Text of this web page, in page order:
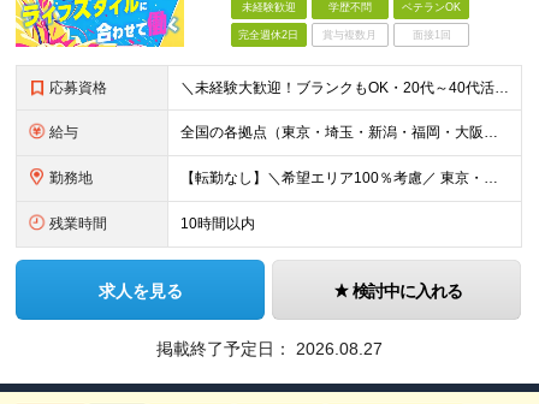
未経験歓迎 学歴不問 ベテランOK
完全週休2日 賞与複数月 面接1回
応募資格 ＼未経験大歓迎！ブランクもOK・20代～40代活躍中／ オフィスワーク初めての方もぜひご応募ください◎ ◆学歴不問 ◆未経験OK ◆既卒・第二新卒OK ～このような方にぴったりです～ ・安心の研修
給与 全国の各拠点（東京・埼玉・新潟・福岡・大阪）で募集中！ 給与は以下の通り、勤務地により異なります。 新潟勤務の場合 201,000円〜201,000円（試用期間変更なし）＋賞与 東京・埼玉勤務の場合
勤務地 【転勤なし】＼希望エリア100％考慮／ 東京・埼玉・新潟・福岡・大阪の各拠点 ※様々な企業の現場で、当社プロジェクトに加わり業務を行っていただきます。 ■新潟支店 〒950-0088 新潟県新潟市中
残業時間 10時間以内
求人を見る 検討中に入れる
掲載終了予定日： 2026.08.27